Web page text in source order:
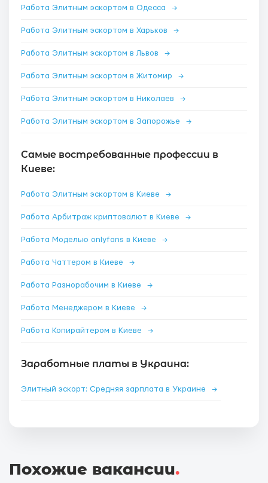
Работа Элитным эскортом в Одесса →
Работа Элитным эскортом в Харьков →
Работа Элитным эскортом в Львов →
Работа Элитным эскортом в Житомир →
Работа Элитным эскортом в Николаев →
Работа Элитным эскортом в Запорожье →
Самые востребованные профессии в
Киеве:
Работа Элитным эскортом в Киеве →
Работа Арбитраж криптовалют в Киеве →
Работа Моделью onlyfans в Киеве →
Работа Чаттером в Киеве →
Работа Разнорабочим в Киеве →
Работа Менеджером в Киеве →
Работа Копирайтером в Киеве →
Заработные платы в Украина:
Элитный эскорт: Средняя зарплата в Украине →
Похожие вакансии.